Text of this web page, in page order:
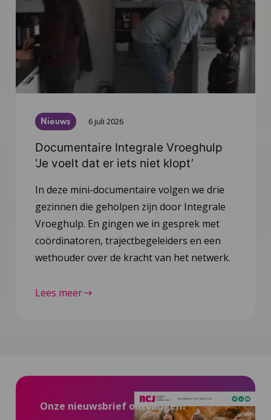
Nieuws 6 juli 2026
Documentaire Integrale Vroeghulp
‘Je voelt dat er iets niet klopt’
In deze mini-documentaire volgen we drie
gezinnen die geholpen zijn door Integrale
Vroeghulp. En gingen we in gesprek met
coördinatoren, trajectbegeleiders en een
wethouder over de kracht van het netwerk.
Lees meer
Onze nieuwsbrief ontvangen?